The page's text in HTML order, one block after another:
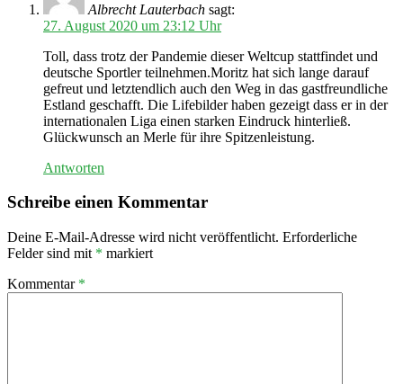
Albrecht Lauterbach sagt:
27. August 2020 um 23:12 Uhr
Toll, dass trotz der Pandemie dieser Weltcup stattfindet und
deutsche Sportler teilnehmen.Moritz hat sich lange darauf
gefreut und letztendlich auch den Weg in das gastfreundliche
Estland geschafft. Die Lifebilder haben gezeigt dass er in der
internationalen Liga einen starken Eindruck hinterließ.
Glückwunsch an Merle für ihre Spitzenleistung.
Antworten
Schreibe einen Kommentar
Deine E-Mail-Adresse wird nicht veröffentlicht. Erforderliche
Felder sind mit * markiert
Kommentar *